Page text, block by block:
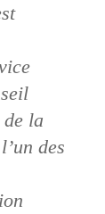
la
des